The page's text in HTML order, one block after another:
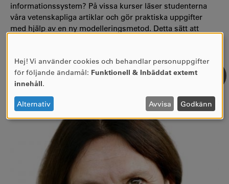
informationssystem? På vissa kurser läser studenterna
våra vetenskapliga artiklar och gör praktiska uppgifter
med hjälp av en ny modelleringsmetod. Detta sätt att
ANVÄNDNING
AV
OCH
COOKIES
Hej! Vi använder cookies och behandlar personuppgifter
för följande ändamål: Funktionell & Inbäddat externt
innehåll.
Alternativ Avvisa Godkänn